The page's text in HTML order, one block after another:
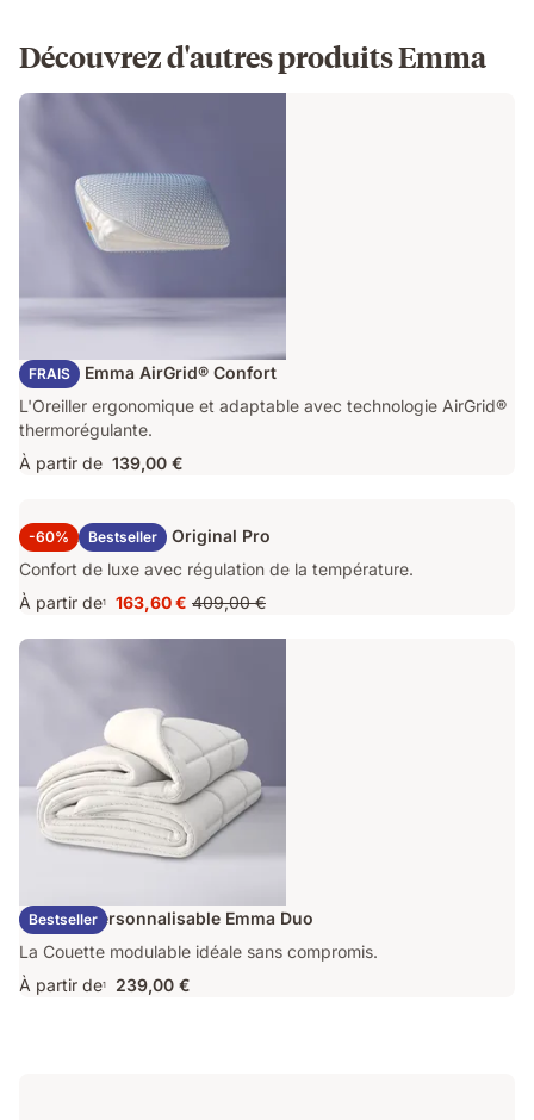
Découvrez d'autres produits Emma
FRAIS
Oreiller Emma AirGrid® Confort
L'Oreiller ergonomique et adaptable avec technologie AirGrid®
thermorégulante.
À partir de 139,00 €
-60% Bestseller
Surmatelas Emma Original Pro
Confort de luxe avec régulation de la température.
À partir de1
Prix
163,60 €
163,60 € Prix
d'origine
409,00 €
Bestseller
Couette Personnalisable Emma Duo
La Couette modulable idéale sans compromis.
À partir de1 239,00 €